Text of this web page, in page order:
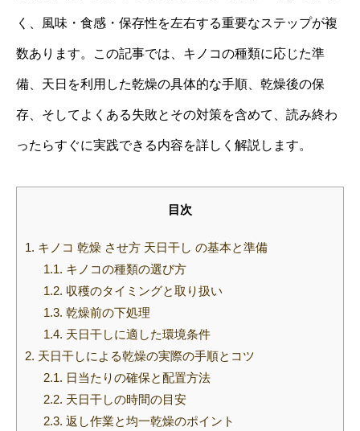
く、風味・食感・保存性を左右する重要なステップが複
数あります。この記事では、キノコの種類に応じた準
備、天日を利用した乾燥の具体的な手順、乾燥後の保
存、そしてよくある失敗とその対策を含めて、読み終わ
ったらすぐに実践できる内容を詳しく解説します。
目次
1. キノコ 乾燥 させ方 天日干し の基本と準備
1.1. キノコの種類の選び方
1.2. 収穫のタイミングと取り扱い
1.3. 乾燥前の下処理
1.4. 天日干しに適した環境条件
2. 天日干しによる乾燥の実際の手順とコツ
2.1. 日当たりの確保と配置方法
2.2. 天日干しの時間の目安
2.3. 返し作業と均一乾燥のポイント